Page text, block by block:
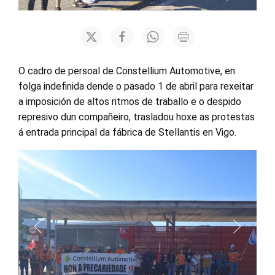
O cadro de persoal de Constellium Automotive, en
folga indefinida dende o pasado 1 de abril para rexeitar
a imposición de altos ritmos de traballo e o despido
represivo dun compañeiro, trasladou hoxe as protestas
á entrada principal da fábrica de Stellantis en Vigo.